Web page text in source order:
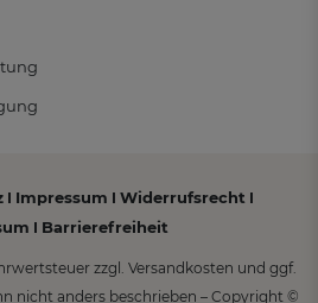
I Impressum I WiderrufsrechtI
I Barrierefreiheit
zzgl. Versandkosten und ggf.
nicht anders beschrieben – Copyright ©